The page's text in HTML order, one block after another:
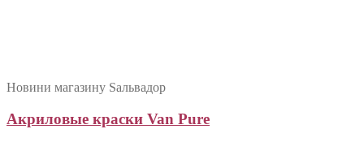
Новини магазину Sальвадор
Акриловые краски Van Pure